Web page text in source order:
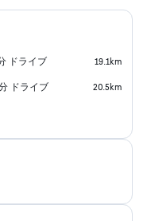
ドライブ 19.1km
ドライブ 20.5km